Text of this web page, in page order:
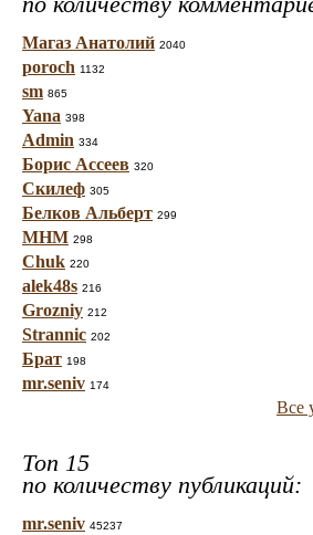
Магаз Анатолий 2040
poroch 1132
sm 865
Yana 398
Admin 334
Борис Ассеев 320
Скилеф 305
Белков Альберт 299
МНМ 298
Chuk 220
alek48s 216
Grozniy 212
Strannic 202
Брат 198
mr.seniv 174
Все
Топ 15
по количеству публикаций:
mr.seniv 45237